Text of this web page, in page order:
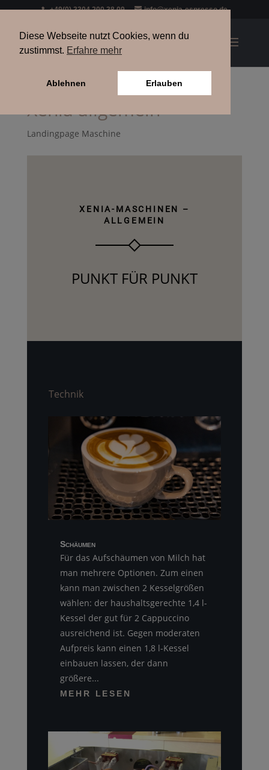
+49(0) 3304 200 38 09 info@xenia-espresso.de
Xenia allgemein
Landingpage Maschine
XENIA-MASCHINEN –
ALLGEMEIN
PUNKT FÜR PUNKT
Technik
Schäumen
Für das Aufschäumen von Milch hat
man mehrere Optionen. Zum einen
kann man zwischen 2 Kesselgrößen
wählen: der haushaltsgerechte 1,4 l-
Kessel der gut für 2 Cappuccino
ausreichend ist. Gegen moderaten
Aufpreis kann einen 1,8 l-Kessel
einbauen lassen, der dann
größere...
MEHR LESEN
Diese Webseite nutzt Cookies, wenn du
zustimmst. Erfahre mehr
Ablehnen Erlauben